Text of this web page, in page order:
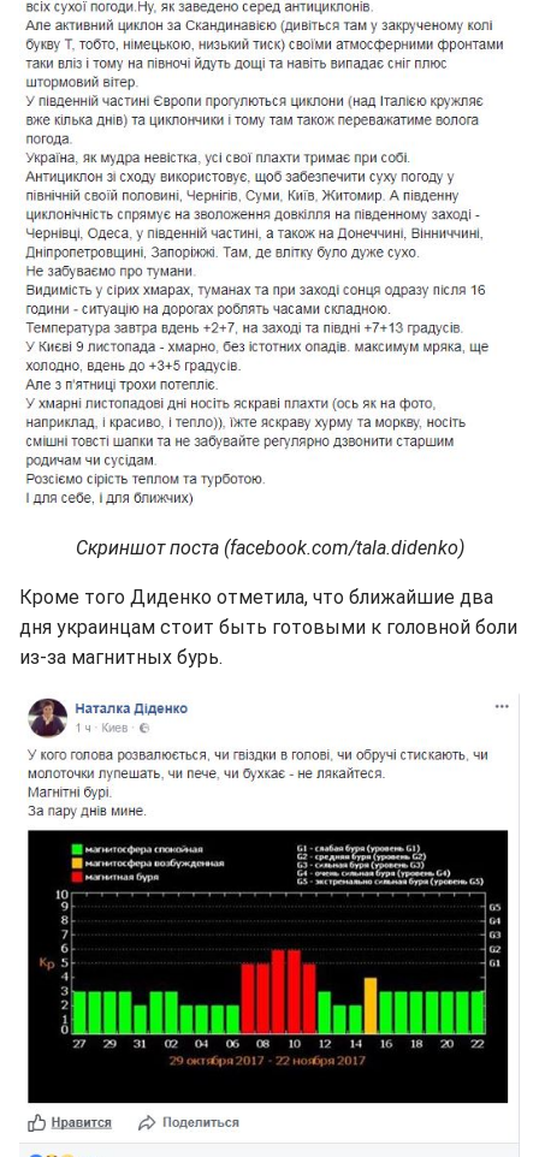
Скриншот поста (facebook.com/tala.didenko)
Кроме того Диденко отметила, что ближайшие два
дня украинцам стоит быть готовыми к головной боли
из-за магнитных бурь.